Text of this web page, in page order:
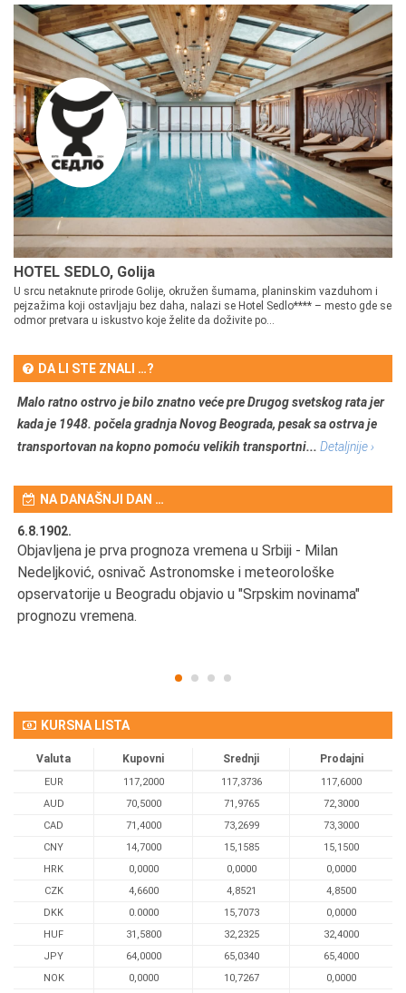
HOTEL SEDLO, Golija
U srcu netaknute prirode Golije, okružen šumama, planinskim vazduhom i
pejzažima koji ostavljaju bez daha, nalazi se Hotel Sedlo**** – mesto gde se
odmor pretvara u iskustvo koje želite da doživite po...
DA LI STE ZNALI …?
Malo ratno ostrvo je bilo znatno veće pre Drugog svetskog rata jer
kada je 1948. počela gradnja Novog Beograda, pesak sa ostrva je
transportovan na kopno pomoću velikih transportni... Detaljnije ›
NA DANAŠNJI DAN …
6.8.1902.
Objavljena je prva prognoza vremena u Srbiji - Milan
Nedeljković, osnivač Astronomske i meteorološke
opservatorije u Beogradu objavio u "Srpskim novinama"
prognozu vremena.
KURSNA LISTA
Valuta Kupovni Srednji Prodajni
EUR 117,2000 117,3736
117,6000
AUD
70,5000 71,9765
72,3000
CAD
71,4000 73,2699
73,3000
CNY
14,7000 15,1585
15,1500
HRK
0,0000 0,0000
0,0000
CZK
4,6600 4,8521
4,8500
DKK
0.0000 15,7073
0,0000
HUF
31,5800 32,2325
32,4000
JPY
64,0000 65,0340
65,4000
NOK
0,0000 10,7267 0,0000